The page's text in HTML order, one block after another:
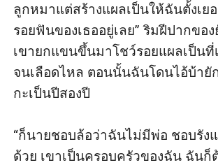
ลูกหมาแต่สร้างแผลเป็นให้ฉันตั้งเย
รอยฟันของเธออยู่เลย” ริมฝีปากขอ
เขายกแขนขึ้นมาโชว์รอยแผลเป็น
จนเลือดไหล ตอนนั้นฉันโดนไอ้บ้ายั
กะเป็นปีสองปี
“ก็นายชอบล้อว่าฉันไม่มีพ่อ ชอบรัง
ด้วย เขาเป็นครอบครัวของฉัน ฉันก็